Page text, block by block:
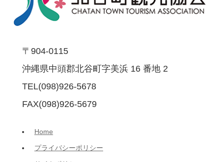
〒904-0115
沖縄県中頭郡北谷町字美浜 16 番地 2
TEL(098)926-5678
FAX(098)926-5679
Home
プライバシーポリシー